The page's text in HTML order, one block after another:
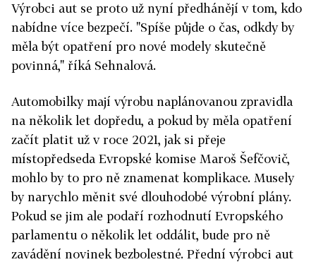
Výrobci aut se proto už nyní předhánějí v tom, kdo
nabídne více bezpečí. "Spíše půjde o čas, odkdy by
měla být opatření pro nové modely skutečně
povinná," říká Sehnalová.
Automobilky mají výrobu naplánovanou zpravidla
na několik let dopředu, a pokud by měla opatření
začít platit už v roce 2021, jak si přeje
místopředseda Evropské komise Maroš Šefčovič,
mohlo by to pro ně znamenat komplikace. Musely
by narychlo měnit své dlouhodobé výrobní plány.
Pokud se jim ale podaří rozhodnutí Evropského
parlamentu o několik let oddálit, bude pro ně
zavádění novinek bezbolestné. Přední výrobci aut